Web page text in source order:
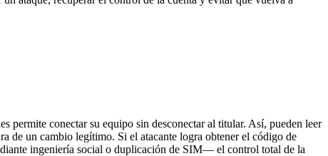
permite conectar su equipo sin desconectar al titular. Así, pueden leer
de un cambio legítimo. Si el atacante logra obtener el código de
ingeniería social o duplicación de SIM— el control total de la